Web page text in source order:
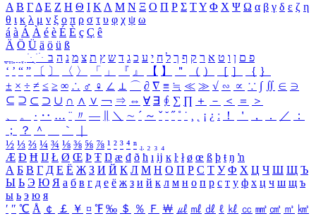
Α Β ΓΔ Ε Ζ Η Θ Ι ΚΛ Μ Ν Ξ Ο Π Ρ Σ ΤΥ Φ Χ Ψ Ω α β γ δ ε ζ η
θ ι κ λ μ ν ξ ο π ρ σ τ υ φ χ ψ ω
á à Á À é è É È ç Ç ê
Ä Ö Ü ä ö ü ß
ִֶֹ ֻּ ׁׂ פ ם ן ו ט א ר ק ף ך ל ח י ע כ ג ד ש ץ ת צ מ נ ה ב
‘ ’ “ ” 〔 〕 〈 〉 「 」 『 』 【 】 ＂ （ ） ［ ］ ｛ ｝
± × ÷ ≠ ≤ ≥ ∞ ∴ ♂ ♀ ∠ ⊥ ⌒ ∂ ∇ ≡ ≒ ≪ ≫ √ ∽ ∝ ∵ ∫ ∬ ∈ ∋
⊆ ⊇ ⊂ ⊃ ∪ ∩ ∧ ∨ ￢ ⇒ ⇔ ∀ ∃ ∮ ∑ ∏ ＋ － ＜ ＝
＞
、
。 · ‥ … ¨ 〃 ― ＼ ∼ ´ ～ ˇ ˘ ˝ ˚ ˙ ¸ ¡ ¿ ː ！ ＇ ， ． ／
：
；
？ ＾ ｀
½ ⅓ ⅔ ¼ ¾ ⅛ ⅜ ⅝ ⅞ ¹ ² ³ ⁴ ⁿ ₁ ₂ ₃ ₄
Æ Ð Ħ Ĳ Ł Ø Œ Þ Ŧ Ŋ æ đ ð ħ ı ĳ ĸ ŀ ł ø œ ß þ ŧ ŋ ŉ
А Б В Г Д Е Ё Ж З И Й К Л М Н О П Р С Т У Ф Х Ц Ч Ш Щ Ъ
Ы Ь Э Ю Я а б в г д е ё ж з и й к л м н о п р с т у ф х ц ч ш щ ъ
ы ь э ю я
′ ″ ℃ Å ￠ ￡ ￥ ¤ ℉ ‰ ＄ ％ Ｆ ￦ ㎕ ㎖ ㎗ ℓ ㎘ ㏄ ㎣ ㎤ ㎥ ㎦